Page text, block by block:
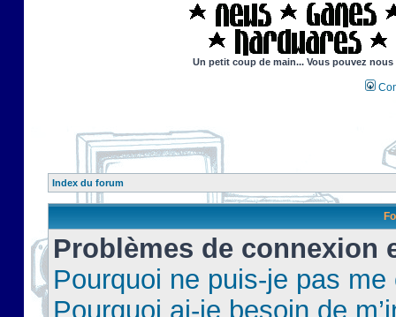
Un petit coup de main... Vous pouvez
Index du forum
Problèmes de connexion
Pourquoi ne puis-je pas
Pourquoi ai-je besoin de